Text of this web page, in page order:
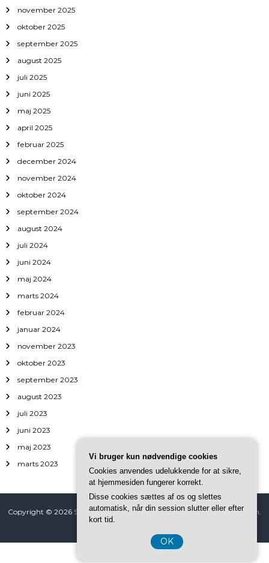
november 2025
oktober 2025
september 2025
august 2025
juli 2025
juni 2025
maj 2025
april 2025
februar 2025
december 2024
november 2024
oktober 2024
september 2024
august 2024
juli 2024
juni 2024
maj 2024
marts 2024
februar 2024
januar 2024
november 2023
oktober 2023
september 2023
august 2023
juli 2023
juni 2023
maj 2023
marts 2023
Copyright © 2026 SafeiaAll rights reserved. Tema: ThemeGrill afFlash
Powered by
CVR DK-37 40 77 39
Vi bruger kun nødvendige cookies
Cookies anvendes udelukkende for at sikre,
at hjemmesiden fungerer korrekt.
Disse cookies sættes af os og slettes
automatisk, når din session slutter eller efter
kort tid.
OK